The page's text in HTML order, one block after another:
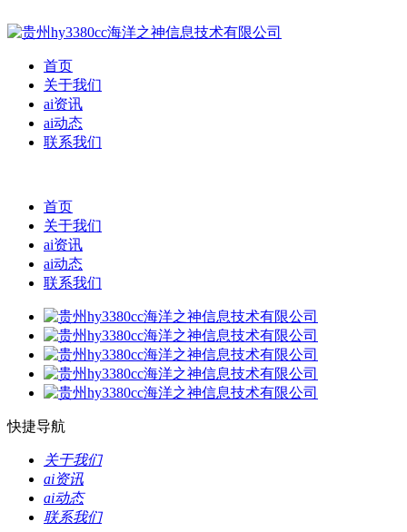
首页
关于我们
ai资讯
ai动态
联系我们
首页
关于我们
ai资讯
ai动态
联系我们
快捷导航
关于我们
ai资讯
ai动态
联系我们